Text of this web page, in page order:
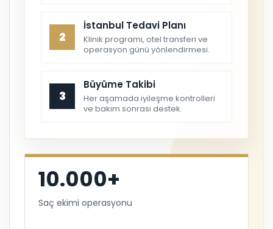
2
İstanbul Tedavi Planı
Klinik programı, otel transferi ve
operasyon günü yönlendirmesi.
3
Büyüme Takibi
Her aşamada iyileşme kontrolleri
ve bakım sonrası destek.
10.000+
Saç ekimi operasyonu